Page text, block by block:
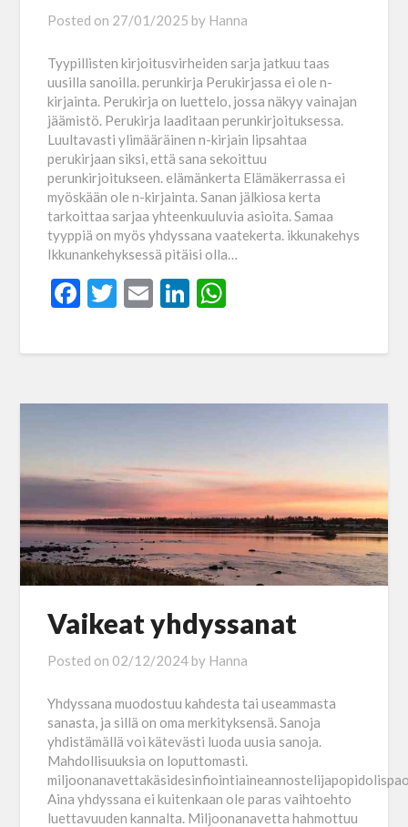
Posted on 27/01/2025 by Hanna
Tyypillisten kirjoitusvirheiden sarja jatkuu taas
uusilla sanoilla. perunkirja Perukirjassa ei ole n-
kirjainta. Perukirja on luettelo, jossa näkyy vainajan
jäämistö. Perukirja laaditaan perunkirjoituksessa.
Luultavasti ylimääräinen n-kirjain lipsahtaa
perukirjaan siksi, että sana sekoittuu
perunkirjoitukseen. elämänkerta Elämäkerrassa ei
myöskään ole n-kirjainta. Sanan jälkiosa kerta
tarkoittaa sarjaa yhteenkuuluvia asioita. Samaa
tyyppiä on myös yhdyssana vaatekerta. ikkunakehys
Ikkunankehyksessä pitäisi olla…
Facebook
Twitter
EmailLinkedIn
Vaikeat yhdyssanat
Posted on 02/12/2024 by Hanna
Yhdyssana muodostuu kahdesta tai useammasta
sanasta, ja sillä on oma merkityksensä. Sanoja
yhdistämällä voi kätevästi luoda uusia sanoja.
Mahdollisuuksia on loputtomasti.
Aina yhdyssana ei kuitenkaan ole paras vaihtoehto
luettavuuden kannalta. Miljoonanavetta hahmottuu